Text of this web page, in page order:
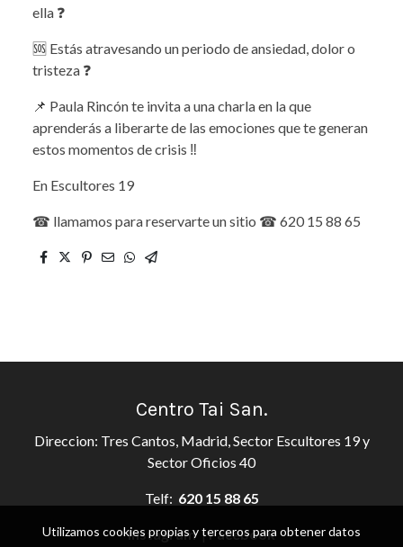
ella ❓
🆘 Estás atravesando un periodo de ansiedad, dolor o
tristeza ❓
📌 Paula Rincón te invita a una charla en la que
aprenderás a liberarte de las emociones que te generan
estos momentos de crisis ‼
En Escultores 19
☎ llamamos para reservarte un sitio ☎ 620 15 88 65
Centro Tai San.
Direccion: Tres Cantos, Madrid, Sector Escultores 19 y
Sector Oficios 40
Telf: 620 15 88 65
Instagram|Facebook
Utilizamos cookies propias y terceros para obtener datos